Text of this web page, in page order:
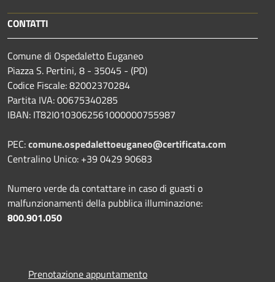
CONTATTI
Comune di Ospedaletto Euganeo
Piazza S. Pertini, 8 - 35045 - (PD)
Codice Fiscale: 82002370284
Partita IVA: 00675340285
IBAN: IT82I0103062561000000755987
PEC:comune.ospedalettoeuganeo@certificata.com
Centralino Unico: +39 0429 90683
Numero verde da contattare in caso di guasti o
malfunzionamenti della pubblica illuminazione:
800.901.050
Prenotazione appuntamento